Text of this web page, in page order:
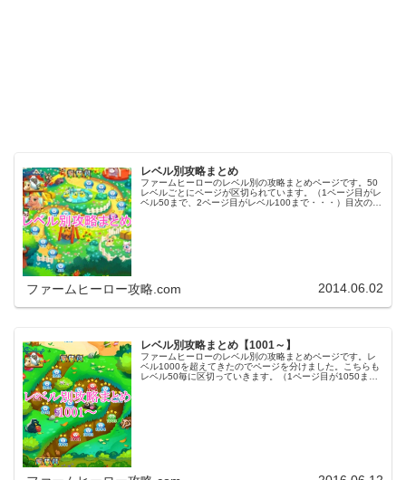
レベル別攻略まとめ
ファームヒーローのレベル別の攻略まとめページです。50
レベルごとにページが区切られています。（1ページ目がレ
ベル50まで、2ページ目がレベル100まで・・・）目次のリ
ファームヒーロー攻略.com 2014.06.02
レベル別攻略まとめ【1001～】
ファームヒーローのレベル別の攻略まとめページです。レ
ベル1000を超えてきたのでページを分けました。こちらも
レベル50毎に区切っていきます。（1ページ目が1050ま